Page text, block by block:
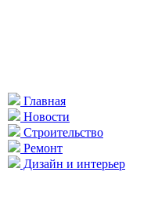
Главная
Новости
Строительство
Ремонт
Дизайн и интерьер